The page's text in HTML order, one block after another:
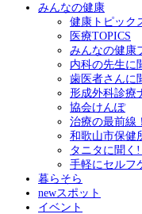
みんなの健康
健康トピック
医療TOPICS
みんなの健康
内科の先生に
歯医者さんに
形成外科診療
協会けんぽ
治療の最前線
和歌山市保健
タニタに聞く
手軽にセルフ
暮らそら
newスポット
イベント